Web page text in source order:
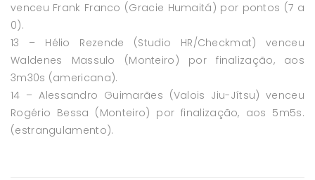
venceu Frank Franco (Gracie Humaitá) por pontos (7 a
0).
13 – Hélio Rezende (Studio HR/Checkmat) venceu
Waldenes Massulo (Monteiro) por finalização, aos
3m30s (americana).
14 – Alessandro Guimarães (Valois Jiu-Jítsu) venceu
Rogério Bessa (Monteiro) por finalização, aos 5m5s.
(estrangulamento).